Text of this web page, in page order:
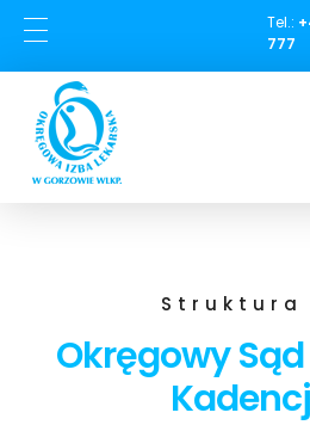
treści
KONTAKT
AKTUALNOŚCI
Tel.:
777
Struktura
Okręgowy